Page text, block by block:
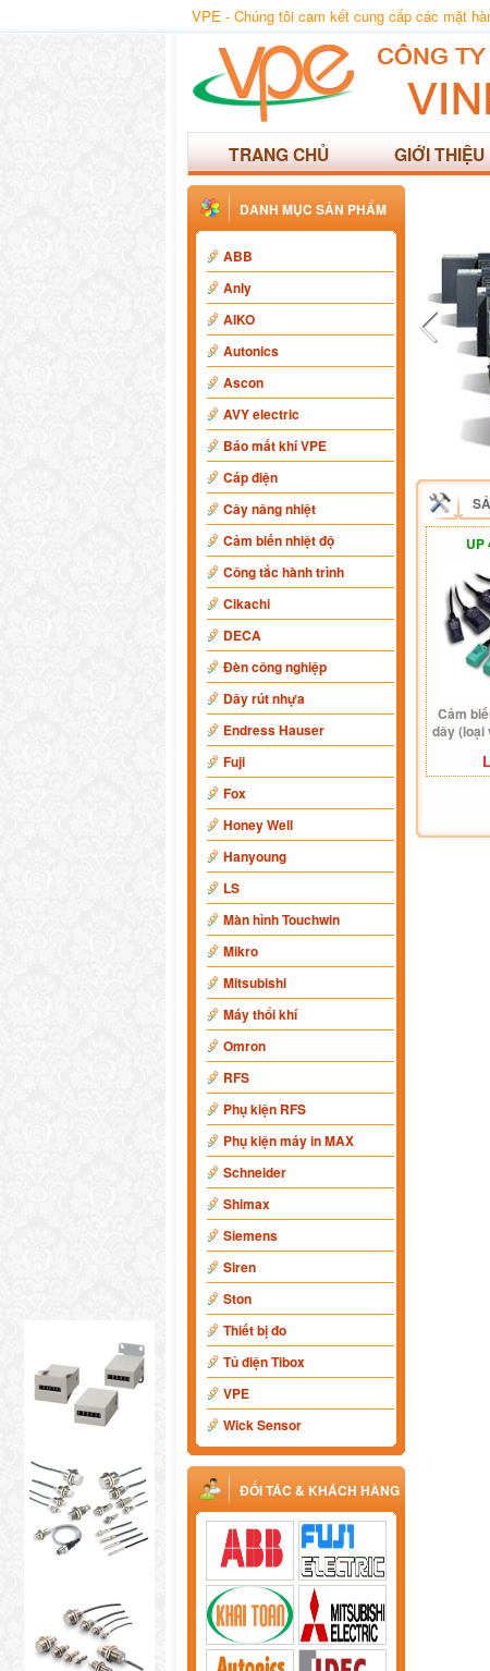
VPE - Chúng tôi cam kết cung cấp các mặt
TRANG CHỦ GIỚI THIỆU
DANH MỤC SẢN PHẨM
ABB
Anly
AIKO
Autonics
Ascon
AVY electric
Báo mất khí VPE
Cáp điện
Cây nâng nhiệt
Cảm biến nhiệt độ
Công tắc hành trình
Cikachi
DECA
Đèn công nghiệp
Dây rút nhựa
Endress Hauser
Fuji
Fox
Honey Well
Hanyoung
LS
Màn hình Touchwin
Mikro
Mitsubishi
Máy thổi khí
Omron
RFS
Phụ kiện RFS
Phụ kiện máy in MAX
Schneider
Shimax
Siemens
Siren
Ston
Thiết bị đo
Tủ điện Tibox
VPE
Wick Sensor
ĐỐI TÁC & KHÁCH HÀNG
UP
Cảm
dây (loại